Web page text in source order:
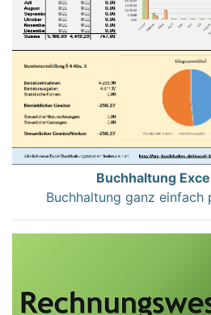
Buchhaltung
Buchhaltung ganz einfach